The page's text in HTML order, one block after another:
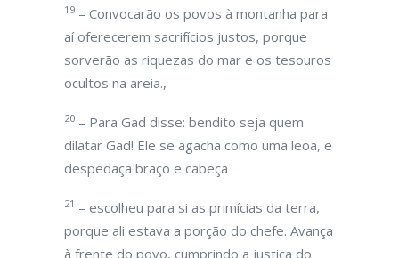
19 – Convocarão os povos à montanha para
aí oferecerem sacrifícios justos, porque
sorverão as riquezas do mar e os tesouros
ocultos na areia.,
20 – Para Gad disse: bendito seja quem
dilatar Gad! Ele se agacha como uma leoa, e
despedaça braço e cabeça
21 – escolheu para si as primícias da terra,
porque ali estava a porção do chefe. Avança
à frente do povo, cumprindo a justiça do